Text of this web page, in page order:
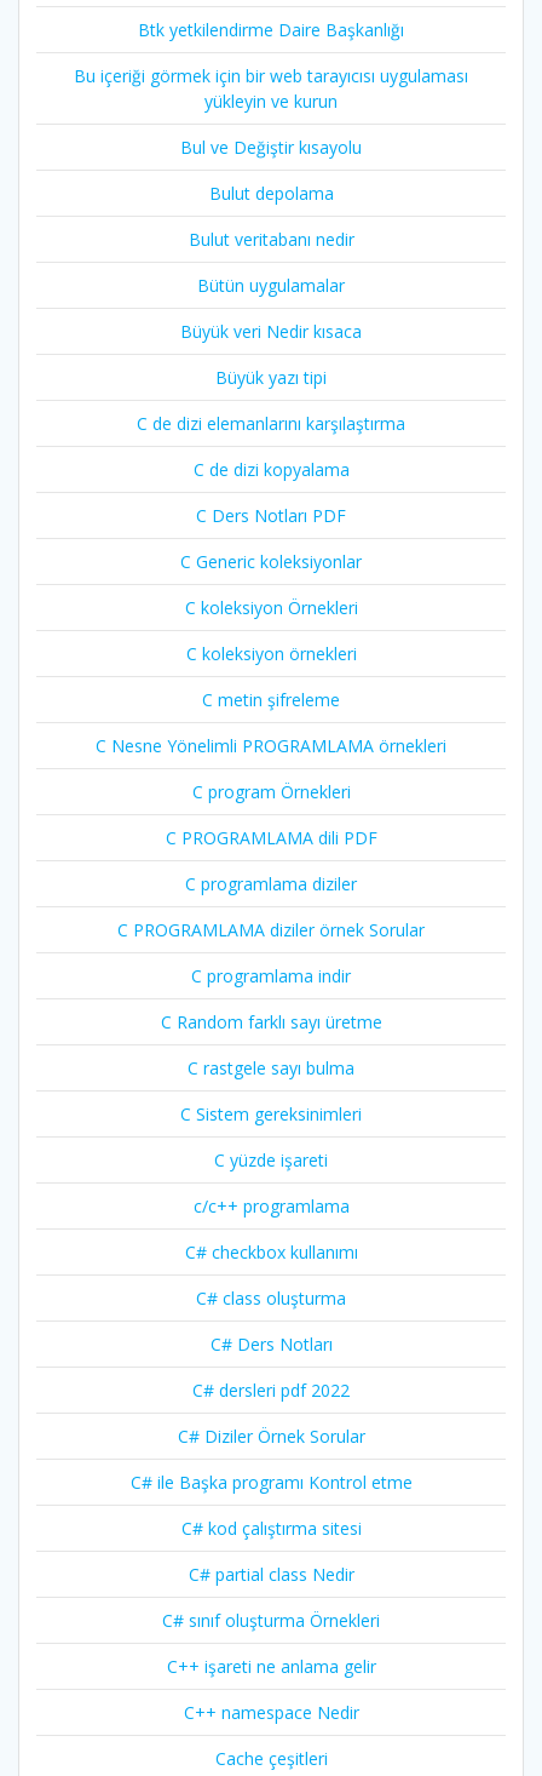
Btk yetkilendirme Daire Başkanlığı
Bu içeriği görmek için bir web tarayıcısı uygulaması
yükleyin ve kurun
Bul ve Değiştir kısayolu
Bulut depolama
Bulut veritabanı nedir
Bütün uygulamalar
Büyük veri Nedir kısaca
Büyük yazı tipi
C de dizi elemanlarını karşılaştırma
C de dizi kopyalama
C Ders Notları PDF
C Generic koleksiyonlar
C koleksiyon Örnekleri
C koleksiyon örnekleri
C metin şifreleme
C Nesne Yönelimli PROGRAMLAMA örnekleri
C program Örnekleri
C PROGRAMLAMA dili PDF
C programlama diziler
C PROGRAMLAMA diziler örnek Sorular
C programlama indir
C Random farklı sayı üretme
C rastgele sayı bulma
C Sistem gereksinimleri
C yüzde işareti
c/c++ programlama
C# checkbox kullanımı
C# class oluşturma
C# Ders Notları
C# dersleri pdf 2022
C# Diziler Örnek Sorular
C# ile Başka programı Kontrol etme
C# kod çalıştırma sitesi
C# partial class Nedir
C# sınıf oluşturma Örnekleri
C++ işareti ne anlama gelir
C++ namespace Nedir
Cache çeşitleri